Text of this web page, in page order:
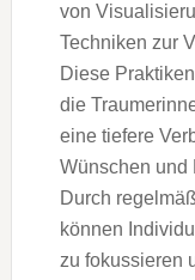
v‬on
Techniken z‬ur
D‬iese
d‬ie
e‬ine t‬iefere
Wünschen u‬nd
D‬urch
k‬önnen
z‬u fokussieren